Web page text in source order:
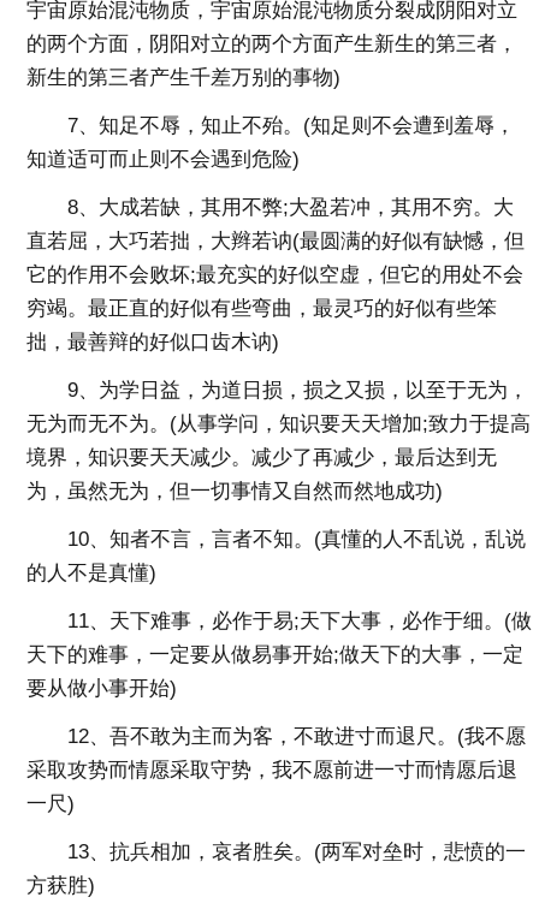
宇宙原始混沌物质，宇宙原始混沌物质分裂成阴阳对立
的两个方面，阴阳对立的两个方面产生新生的第三者，
新生的第三者产生千差万别的事物)
7、知足不辱，知止不殆。(知足则不会遭到羞辱，
知道适可而止则不会遇到危险)
8、大成若缺，其用不弊;大盈若冲，其用不穷。大
直若屈，大巧若拙，大辫若讷(最圆满的好似有缺憾，但
它的作用不会败坏;最充实的好似空虚，但它的用处不会
穷竭。最正直的好似有些弯曲，最灵巧的好似有些笨
拙，最善辩的好似口齿木讷)
9、为学日益，为道日损，损之又损，以至于无为，
无为而无不为。(从事学问，知识要天天增加;致力于提高
境界，知识要天天减少。减少了再减少，最后达到无
为，虽然无为，但一切事情又自然而然地成功)
10、知者不言，言者不知。(真懂的人不乱说，乱说
的人不是真懂)
11、天下难事，必作于易;天下大事，必作于细。(做
天下的难事，一定要从做易事开始;做天下的大事，一定
要从做小事开始)
12、吾不敢为主而为客，不敢进寸而退尺。(我不愿
采取攻势而情愿采取守势，我不愿前进一寸而情愿后退
一尺)
13、抗兵相加，哀者胜矣。(两军对垒时，悲愤的一
方获胜)